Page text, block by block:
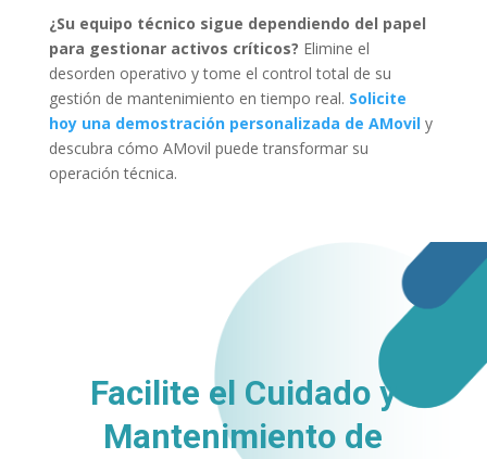
¿Su equipo técnico sigue dependiendo del papel
para gestionar activos críticos? Elimine el
desorden operativo y tome el control total de su
gestión de mantenimiento en tiempo real. Solicite
hoy una demostración personalizada de AMovily
descubra cómo AMovil puede transformar su
operación técnica.
Facilite el Cuidado y
Mantenimiento de